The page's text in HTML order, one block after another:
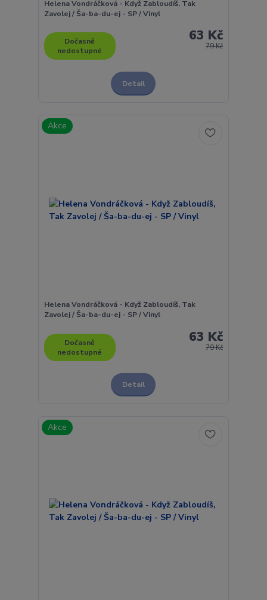
Helena Vondráčková - Když Zabloudíš, Tak
Zavolej / Ša-ba-du-ej - SP / Vinyl
79 Kč
63 Kč
Dočasně
nedostupné
Detail
Akce
Helena Vondráčková - Když Zabloudíš, Tak
Zavolej / Ša-ba-du-ej - SP / Vinyl
79 Kč
63 Kč
Dočasně
nedostupné
Detail
Akce